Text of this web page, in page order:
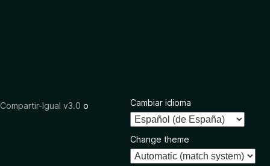
Igual v3.0 o Cambiar idioma
Change theme